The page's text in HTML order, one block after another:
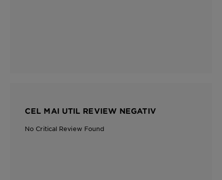
CEL MAI UTIL REVIEW NEGATIV
No Critical Review Found